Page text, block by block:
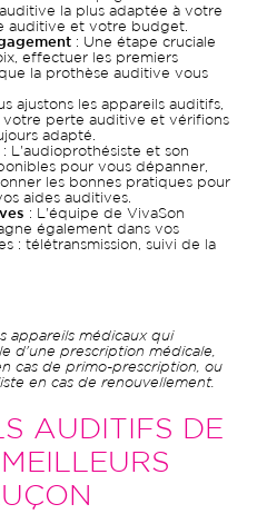
la plus adaptée à votre
auditive et votre budget.
: Une étape cruciale
effectuer les premiers
la prothèse auditive vous
ajustons les appareils auditifs,
perte auditive et vérifions
adapté.
: L'audioprothésiste et son
pour vous dépanner,
les bonnes pratiques pour
aides auditives.
: L'équipe de VivaSon
également dans vos
: télétransmission, suivi de la
appareils médicaux qui
d'une prescription médicale,
cas de primo-prescription, ou
en cas de renouvellement.
AUDITIFS DE